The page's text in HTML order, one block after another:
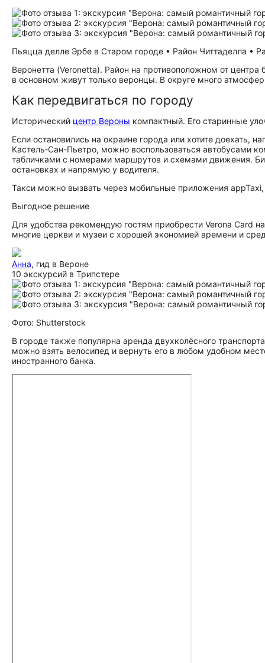
Пьяцца делле Эрбе в Старом городе • Район Читтаделла •
Веронетта (Veronetta). Район на противоположном от
в основном живут только веронцы. В округе много
Как передвигаться по городу
Исторический центр Вероны компактный. Его старинные
Если остановились на окраине города или хотите доехать,
Кастель‑Сан-Пьетро, можно воспользоваться автобусами
табличками с номерами маршрутов и схемами движения.
остановках и напрямую у водителя.
Такси можно вызвать через мобильные приложения
Выгодное решение
Для удобства рекомендую гостям приобрести Verona Card
многие церкви и музеи с хорошей экономией времени и
Анна, гид в Вероне
10 экскурсий в Трипстере
Фото: Shutterstock
В городе также популярна аренда двухколёсного
можно взять велосипед и вернуть его в любом удобном
иностранного банка.